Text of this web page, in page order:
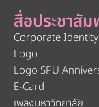
สื่อประชาสั
Corporate
Logo
Logo SPU
E-Card
เพลงมหาวิทยาลัย